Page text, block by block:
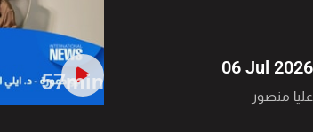
06 Jul 2026
عليا منصور
57min